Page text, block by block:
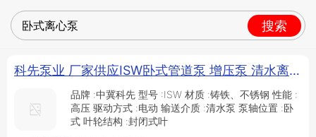
搜索
科先泵业 厂家供应ISW卧式管道泵 增压泵 清水离心泵 高压水泵_管道泵_泵类_五金工具_供应_工品联盟网
品牌 :中冀科先 型号 :ISW 材质 :铸铁、不锈钢 性能 :
高压 驱动方式 :电动 输送介质 :清水泵 泵轴位置 :卧
式 叶轮结构 :封闭式叶